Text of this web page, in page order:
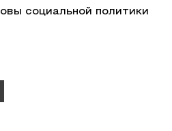
социальной политики